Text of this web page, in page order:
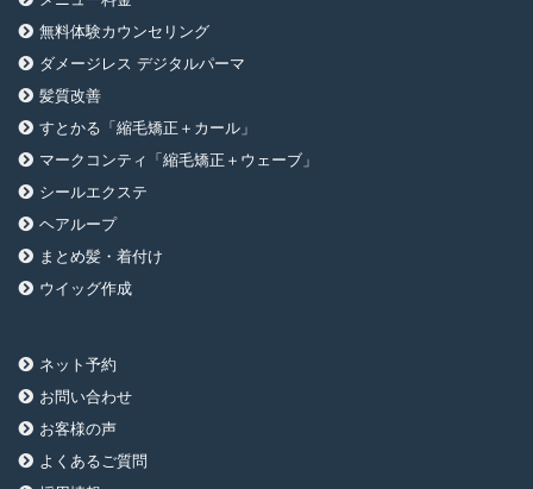
無料体験カウンセリング
ダメージレス デジタルパーマ
髪質改善
すとかる「縮毛矯正＋カール」
マークコンティ「縮毛矯正＋ウェーブ」
シールエクステ
ヘアループ
まとめ髪・着付け
ウイッグ作成
ネット予約
お問い合わせ
お客様の声
よくあるご質問